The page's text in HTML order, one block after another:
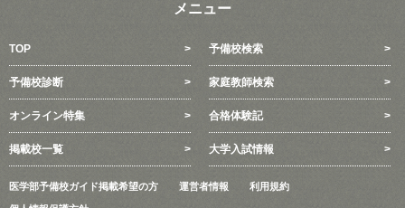
メニュー
TOP 予備校検索
予備校診断 家庭教師検索
オンライン特集 合格体験記
掲載校一覧 大学入試情報
医学部予備校ガイド掲載希望の方 運営者情報 利用規約